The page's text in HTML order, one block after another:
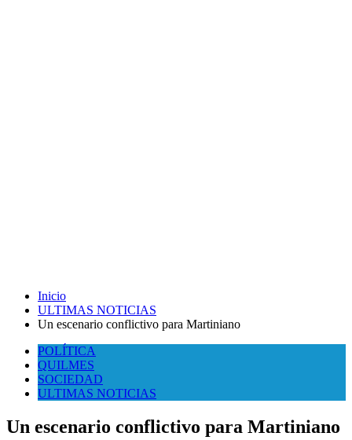
Inicio
ULTIMAS NOTICIAS
Un escenario conflictivo para Martiniano
POLÍTICA
QUILMES
SOCIEDAD
ULTIMAS NOTICIAS
Un escenario conflictivo para Martiniano